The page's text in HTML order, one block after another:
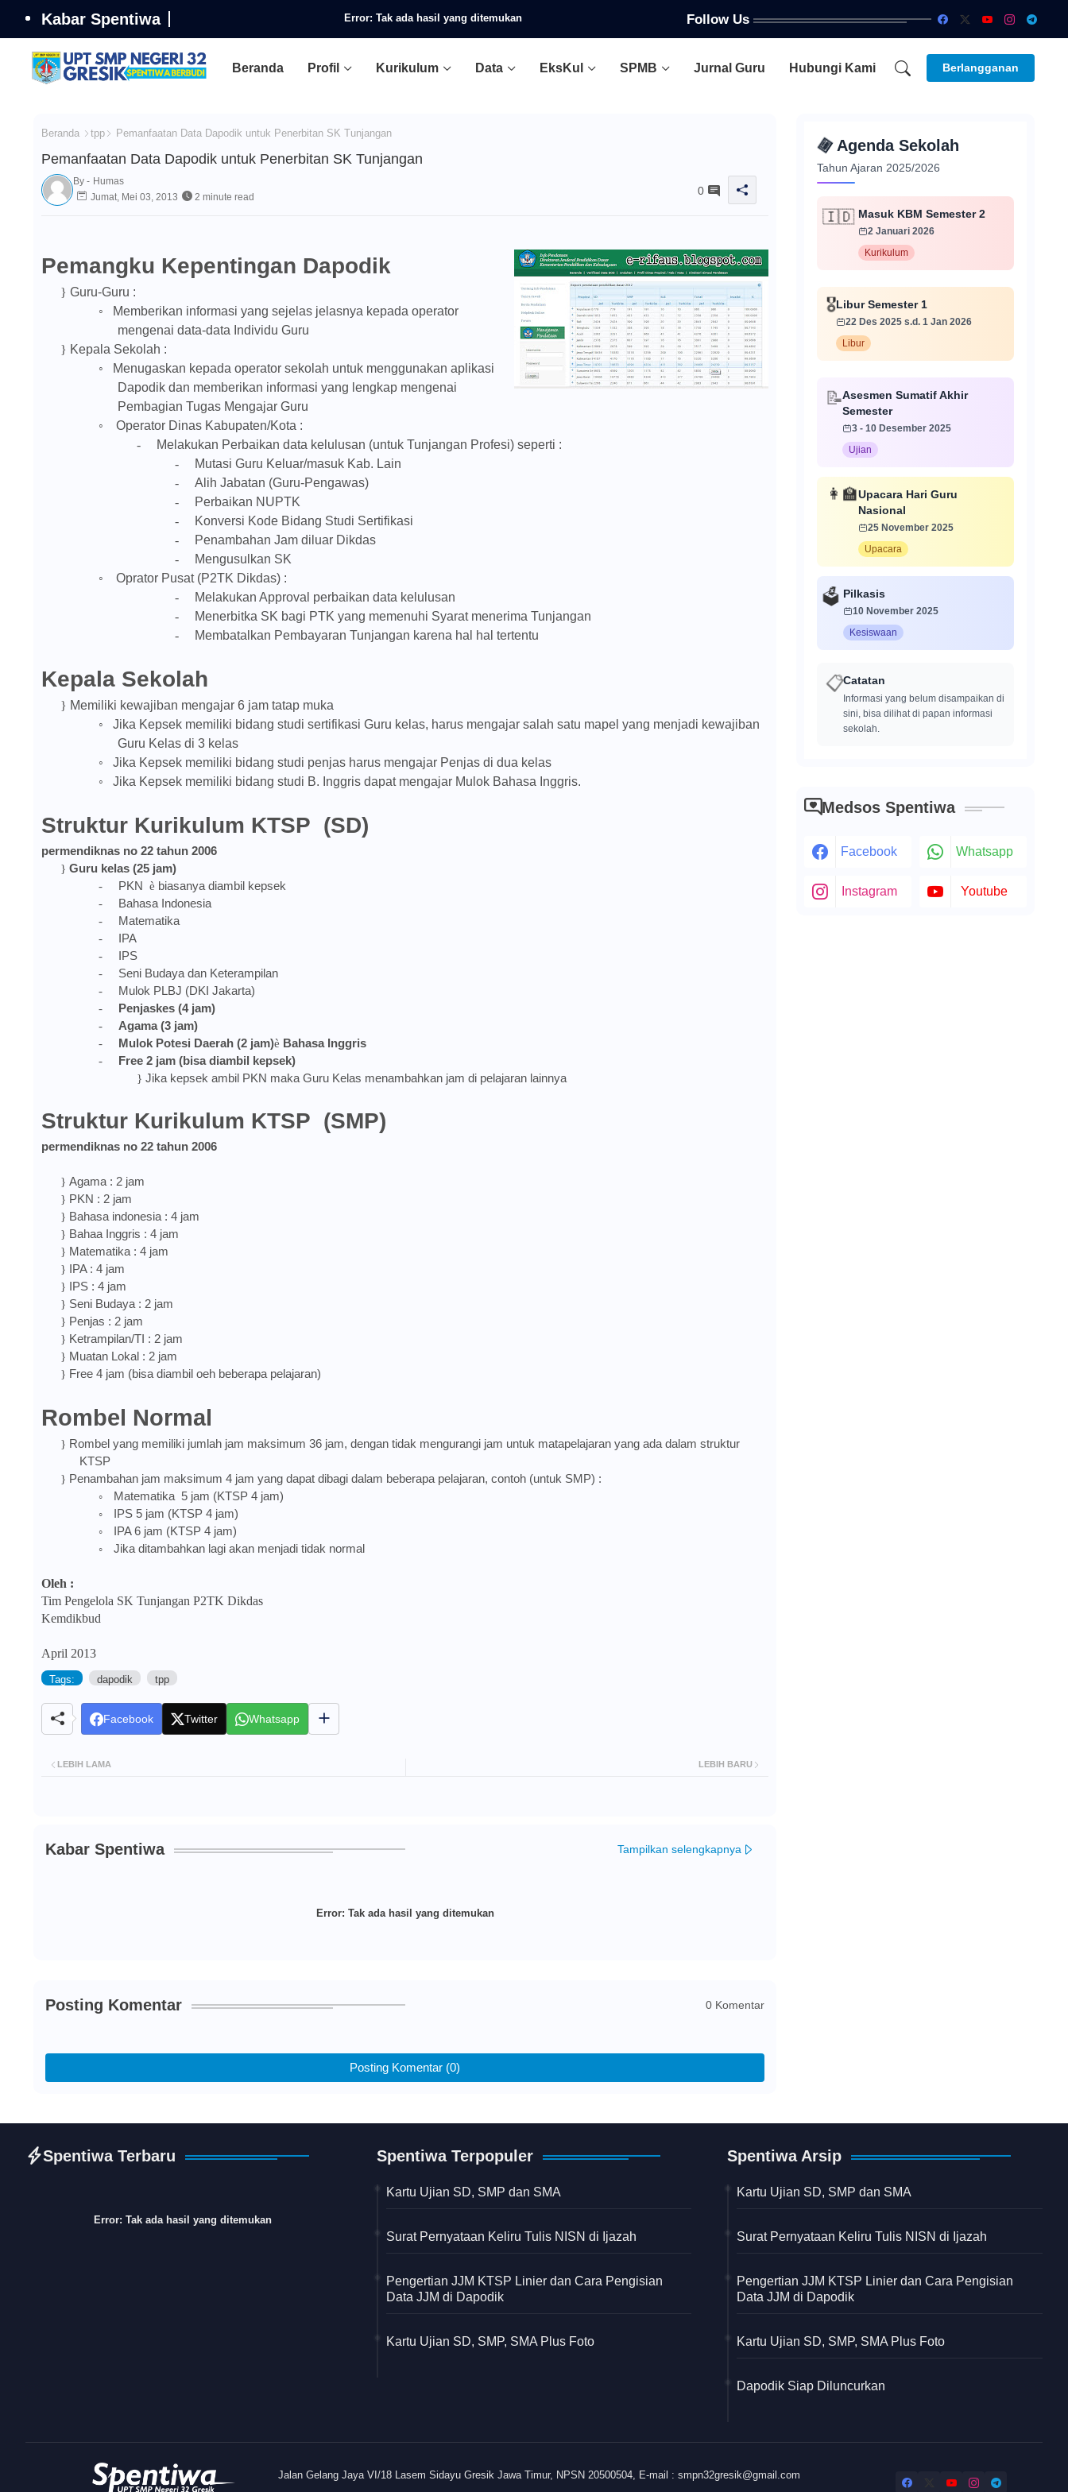
Kabar Spentiwa Error: Tak ada hasil yang ditemukan Follow Us
Beranda Profil Kurikulum Data EksKul SPMB Jurnal Guru Hubungi Kami Berlangganan
Beranda tpp Pemanfaatan Data Dapodik untuk Penerbitan SK Tunjangan
Pemanfaatan Data Dapodik untuk Penerbitan SK Tunjangan
By - Humas
Jumat, Mei 03, 2013
2 minute read 0
Pemangku Kepentingan Dapodik
} Guru-Guru :
◦
Memberikan informasi yang sejelas jelasnya kepada operator
mengenai data-data Individu Guru
} Kepala Sekolah :
◦
Menugaskan kepada operator sekolah untuk menggunakan aplikasi
Dapodik dan memberikan informasi yang lengkap mengenai
Pembagian Tugas Mengajar Guru
◦
Operator Dinas Kabupaten/Kota :
-
Melakukan Perbaikan data kelulusan (untuk Tunjangan Profesi) seperti :
-
Mutasi Guru Keluar/masuk Kab. Lain
-
Alih Jabatan (Guru-Pengawas)
-
Perbaikan NUPTK
-
Konversi Kode Bidang Studi Sertifikasi
-
Penambahan Jam diluar Dikdas
-
Mengusulkan SK
◦
Oprator Pusat (P2TK Dikdas) :
-
Melakukan Approval perbaikan data kelulusan
-
Menerbitka SK bagi PTK yang memenuhi Syarat menerima Tunjangan
-
Membatalkan Pembayaran Tunjangan karena hal hal tertentu
Kepala Sekolah
} Memiliki kewajiban mengajar 6 jam tatap muka
◦
Jika Kepsek memiliki bidang studi sertifikasi Guru kelas, harus mengajar salah satu mapel yang menjadi kewajiban
Guru Kelas di 3 kelas
◦
Jika Kepsek memiliki bidang studi penjas harus mengajar Penjas di dua kelas
◦
Jika Kepsek memiliki bidang studi B. Inggris dapat mengajar Mulok Bahasa Inggris.
Struktur Kurikulum KTSP (SD)
permendiknas no 22 tahun 2006
} Guru kelas (25 jam)
- PKN è biasanya diambil kepsek
- Bahasa Indonesia
- Matematika
- IPA
- IPS
- Seni Budaya dan Keterampilan
- Mulok PLBJ (DKI Jakarta)
- Penjaskes (4 jam)
- Agama (3 jam)
- Mulok Potesi Daerah (2 jam)è Bahasa Inggris
- Free 2 jam (bisa diambil kepsek)
} Jika kepsek ambil PKN maka Guru Kelas menambahkan jam di pelajaran lainnya
Struktur Kurikulum KTSP (SMP)
permendiknas no 22 tahun 2006
} Agama : 2 jam
} PKN : 2 jam
} Bahasa indonesia : 4 jam
} Bahaa Inggris : 4 jam
} Matematika : 4 jam
} IPA : 4 jam
} IPS : 4 jam
} Seni Budaya : 2 jam
} Penjas : 2 jam
} Ketrampilan/TI : 2 jam
} Muatan Lokal : 2 jam
} Free 4 jam (bisa diambil oeh beberapa pelajaran)
Rombel Normal
} Rombel yang memiliki jumlah jam maksimum 36 jam, dengan tidak mengurangi jam untuk matapelajaran yang ada dalam struktur
KTSP
} Penambahan jam maksimum 4 jam yang dapat dibagi dalam beberapa pelajaran, contoh (untuk SMP) :
◦ Matematika 5 jam (KTSP 4 jam)
◦ IPS 5 jam (KTSP 4 jam)
◦ IPA 6 jam (KTSP 4 jam)
◦ Jika ditambahkan lagi akan menjadi tidak normal
Oleh :
Tim Pengelola SK Tunjangan P2TK Dikdas
Kemdikbud
April 2013
Tags: dapodik tpp
Facebook Twitter Whatsapp
LEBIH BARU
LEBIH LAMA
Kabar Spentiwa Tampilkan selengkapnya
Error: Tak ada hasil yang ditemukan
Posting Komentar 0 Komentar
Posting Komentar (0)
📅Agenda Sekolah
Tahun Ajaran 2025/2026
🇮🇩 Masuk KBM Semester 2
2 Januari 2026
Kurikulum
🎖️Libur Semester 1
22 Des 2025 s.d. 1 Jan 2026
Libur
📝Asesmen Sumatif Akhir
Semester
3 - 10 Desember 2025
Ujian
👩‍🏫Upacara Hari Guru
Nasional
25 November 2025
Upacara
🗳️ Pilkasis
10 November 2025
Kesiswaan
📋Catatan
Informasi yang belum disampaikan di
sini, bisa dilihat di papan informasi
sekolah.
Medsos Spentiwa
Facebook Whatsapp
Instagram Youtube
Spentiwa Terbaru
Error: Tak ada hasil yang ditemukan
Spentiwa Terpopuler
Kartu Ujian SD, SMP dan SMA
Surat Pernyataan Keliru Tulis NISN di Ijazah
Pengertian JJM KTSP Linier dan Cara Pengisian
Data JJM di Dapodik
Kartu Ujian SD, SMP, SMA Plus Foto
Spentiwa Arsip
Kartu Ujian SD, SMP dan SMA
Surat Pernyataan Keliru Tulis NISN di Ijazah
Pengertian JJM KTSP Linier dan Cara Pengisian
Data JJM di Dapodik
Kartu Ujian SD, SMP, SMA Plus Foto
Dapodik Siap Diluncurkan
Jalan Gelang Jaya VI/18 Lasem Sidayu Gresik Jawa Timur, NPSN 20500504, E-mail : smpn32gresik@gmail.com